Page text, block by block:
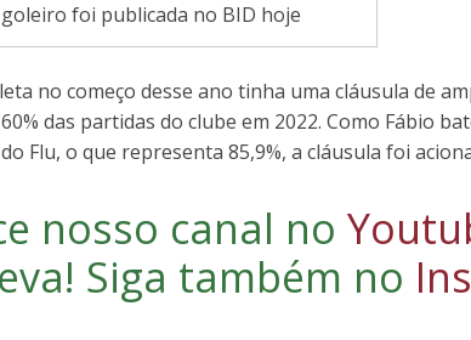
foi publicada no BID hoje
no começo desse ano tinha uma cláusula de
das partidas do clube em 2022. Como Fábio
Flu, o que representa 85,9%, a cláusula foi
nosso canal no
! Siga também no